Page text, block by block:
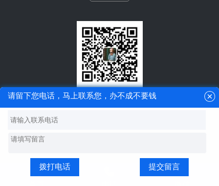
请留下您电话，马上联系您，办不成不要钱
拨打电话 提交留言
微信二维码